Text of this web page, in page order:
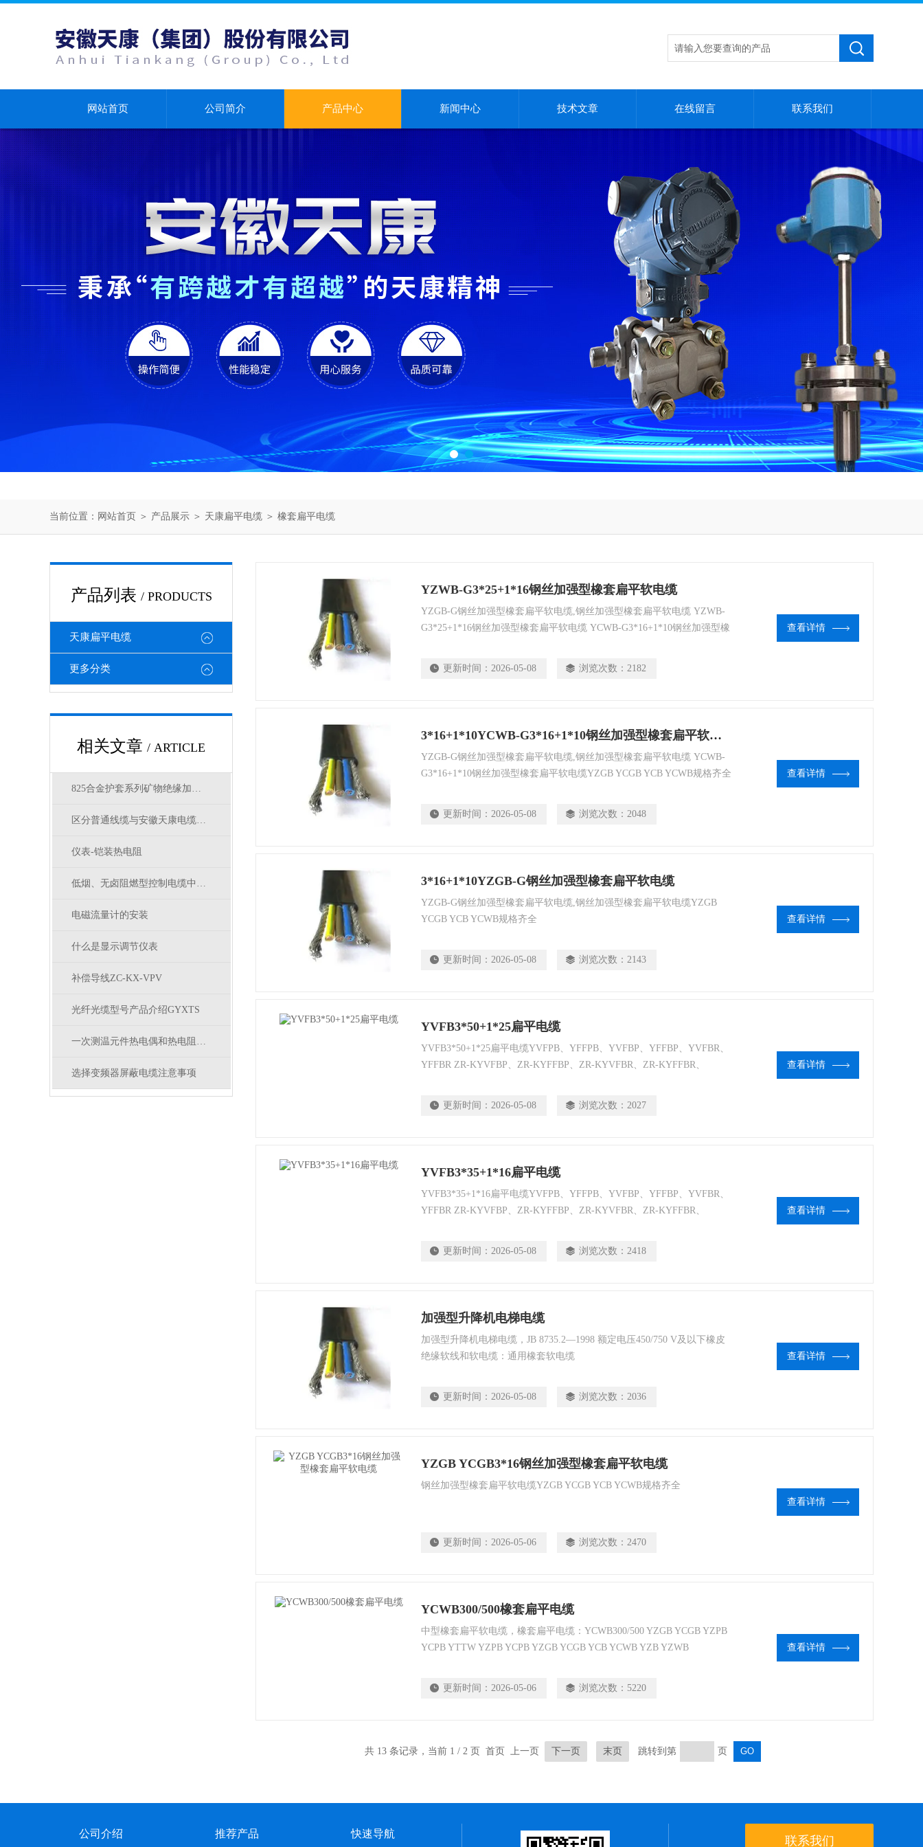
网站首页 公司简介 产品中心 新闻中心 技术文章 在线留言 联系我们
当前位置： 网站首页 ＞ 产品展示 ＞ 天康扁平电缆 ＞ 橡套扁平电缆
产品列表 / PRODUCTS
天康扁平电缆
更多分类
相关文章 / ARTICLE
825合金护套系列矿物绝缘加热电缆结构参数
区分普通线缆与安徽天康电缆，核心性能差异在哪
仪表-铠装热电阻
低烟、无卤阻燃型控制电缆中英文选型对照
电磁流量计的安装
什么是显示调节仪表
补偿导线ZC-KX-VPV
光纤光缆型号产品介绍GYXTS
一次测温元件热电偶和热电阻如何选择使用？
选择变频器屏蔽电缆注意事项
YZWB-G3*25+1*16钢丝加强型橡套扁平软电缆
YZGB-G钢丝加强型橡套扁平软电缆,钢丝加强型橡套扁平软电缆 YZWB-
G3*25+1*16钢丝加强型橡套扁平软电缆 YCWB-G3*16+1*10钢丝加强型橡
更新时间： 2026-05-08 浏览次数： 2182
查看详情
3*16+1*10YCWB-G3*16+1*10钢丝加强型橡套扁平软电缆
YZGB-G钢丝加强型橡套扁平软电缆,钢丝加强型橡套扁平软电缆 YCWB-
G3*16+1*10钢丝加强型橡套扁平软电缆YZGB YCGB YCB YCWB规格齐全
更新时间： 2026-05-08 浏览次数： 2048
查看详情
3*16+1*10YZGB-G钢丝加强型橡套扁平软电缆
YZGB-G钢丝加强型橡套扁平软电缆,钢丝加强型橡套扁平软电缆YZGB
YCGB YCB YCWB规格齐全
更新时间： 2026-05-08 浏览次数： 2143
查看详情
YVFB3*50+1*25扁平电缆
YVFB3*50+1*25扁平电缆YVFPB、YFFPB、YVFBP、YFFBP、YVFBR、
YFFBR ZR-KYVFBP、ZR-KYFFBP、ZR-KYVFBR、ZR-KYFFBR、
YFFXRP、YVFXB、YFFXB
更新时间： 2026-05-08 浏览次数： 2027
查看详情
YVFB3*35+1*16扁平电缆
YVFB3*35+1*16扁平电缆YVFPB、YFFPB、YVFBP、YFFBP、YVFBR、
YFFBR ZR-KYVFBP、ZR-KYFFBP、ZR-KYVFBR、ZR-KYFFBR、
YFFXRP、YVFXB、YFFXB
更新时间： 2026-05-08 浏览次数： 2418
查看详情
加强型升降机电梯电缆
加强型升降机电梯电缆，JB 8735.2—1998 额定电压450/750 V及以下橡皮
绝缘软线和软电缆：通用橡套软电缆
更新时间： 2026-05-08 浏览次数： 2036
查看详情
YZGB YCGB3*16钢丝加强型橡套扁平软电缆
钢丝加强型橡套扁平软电缆YZGB YCGB YCB YCWB规格齐全
更新时间： 2026-05-06 浏览次数： 2470
查看详情
YCWB300/500橡套扁平电缆
中型橡套扁平软电缆，橡套扁平电缆：YCWB300/500 YZGB YCGB YZPB
YCPB YTTW YZPB YCPB YZGB YCGB YCB YCWB YZB YZWB
更新时间： 2026-05-06 浏览次数： 5220
查看详情
共 13 条记录，当前 1 / 2 页 首页 上一页 下一页 末页 跳转到第 页
公司介绍 推荐产品 快速导航
联系我们